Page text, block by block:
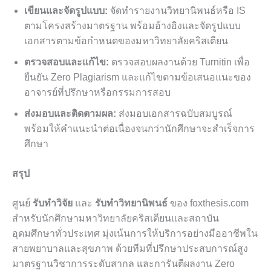
เขียนและจัดรูปแบบ: จัดทำรายงานวิทยานิพนธ์หรือ IS
ตามโครงสร้างมาตรฐาน พร้อมอ้างอิงและจัดรูปแบบ
เอกสารตามข้อกำหนดของมหาวิทยาลัยคริสเตียน
ตรวจสอบและแก้ไข: ตรวจสอบผลงานด้วย Turnitin เพื่อ
ยืนยัน Zero Plagiarism และแก้ไขตามข้อเสนอแนะของ
อาจารย์ที่ปรึกษาหรือกรรมการสอบ
ส่งมอบและติดตามผล: ส่งมอบเอกสารฉบับสมบูรณ์
พร้อมให้คำแนะนำต่อเนื่องจนกว่านักศึกษาจะสำเร็จการ
ศึกษา
สรุป
ศูนย์ รับทำวิจัย และ รับทำวิทยานิพนธ์ ของ foxthesis.com
สำหรับนักศึกษามหาวิทยาลัยคริสเตียนและสถาบัน
อุดมศึกษาทั่วประเทศ มุ่งเน้นการให้บริการอย่างมืออาชีพใน
สายพยาบาลและสุขภาพ ด้วยทีมที่ปรึกษาประสบการณ์สูง
มาตรฐานวิชาการระดับสากล และการันตีผลงาน Zero